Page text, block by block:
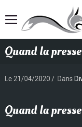
Quand la
Le 21/04/2020 Dans
Quand la